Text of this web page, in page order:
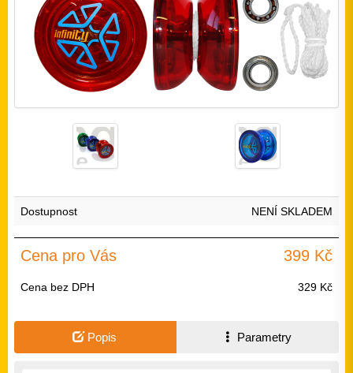
Dostupnost NENÍ SKLADEM
Cena pro Vás 399 Kč
Cena bez DPH 329 Kč
Popis Parametry